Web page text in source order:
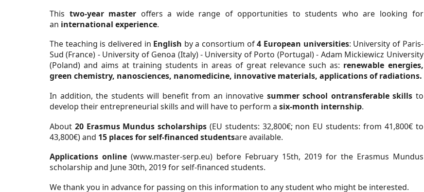
This two-year master offers a wide range of opportunities to students who are looking for
an international experience.
The teaching is delivered in English by a consortium of4 European universities: University of Paris-
Sud (France) - University of Genoa (Italy) - University of Porto (Portugal) - Adam Mickiewicz University
(Poland) and aims at training students in areas of great relevance such as: renewable energies,
green chemistry, nanosciences, nanomedicine, innovative materials, applications of radiations.
In addition, the students will benefit from an innovative summer school ontransferable skills to
develop their entrepreneurial skills and will have to perform a six-month internship.
About 20 Erasmus Mundus scholarships (EU students: 32,800€; non EU students: from 41,800€ to
43,800€) and 15 places forself-financed studentsare available.
Applications online(www.master-serp.eu) before February 15th, 2019 for the Erasmus Mundus
scholarship and June 30th, 2019 for self-financed students.
We thank you in advance for passing on this information to any student who might be interested.